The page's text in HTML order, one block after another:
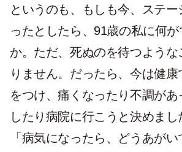
というのも、もしも今、ステ
ったとしたら、91歳の私に何
か。ただ、死ぬのを待つよう
りません。だったら、今は健
をつけ、痛くなったり不調があ
したり病院に行こうと決めまし
「病気になったら、どうあが